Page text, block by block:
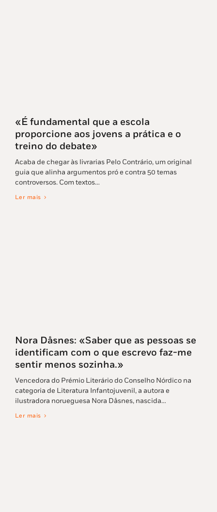
«É fundamental que a escola
proporcione aos jovens a prática e o
treino do debate»
Acaba de chegar às livrarias Pelo Contrário, um original
guia que alinha argumentos pró e contra 50 temas
controversos. Com textos…
Ler mais
Nora Dåsnes: «Saber que as pessoas se
identificam com o que escrevo faz-me
sentir menos sozinha.»
Vencedora do Prémio Literário do Conselho Nórdico na
categoria de Literatura Infantojuvenil, a autora e
ilustradora norueguesa Nora Dåsnes, nascida…
Ler mais